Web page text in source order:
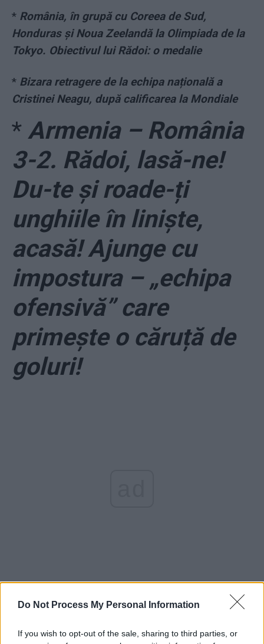
Do Not Process My Personal Information
If you wish to opt-out of the sale, sharing to third parties, or
* România, în grupă cu Coreea de Sud,
Honduras și Noua Zeelandă la Olimpiada de la
Tokyo. Obiectivul lui Rădoi: o medalie
* Bizara retragere de la echipa națională a
Cristinei Neagu, după calificarea la Mondiale
* Armenia – România
3-2. Rădoi, lasă-ne!
Du-te și roade-ți
unghiile în liniște,
acasă! Ajunge cu
impostura – „echipa
ofensivă” care
primește o căruță de
goluri!
*România –
Germania 0-5…